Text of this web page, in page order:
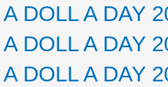
DOLL A DAY
DOLL A DAY
DOLL A DAY